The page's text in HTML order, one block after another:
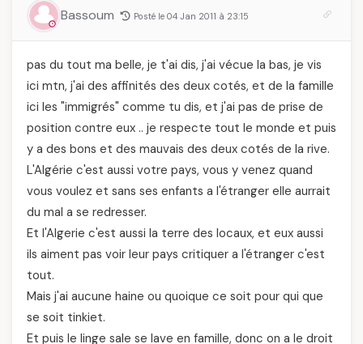
Bassoum Posté le 04 Jan 2011 à 23:15
pas du tout ma belle, je t'ai dis, j'ai vécue la bas, je vis
ici mtn, j'ai des affinités des deux cotés, et de la famille
ici les "immigrés" comme tu dis, et j'ai pas de prise de
position contre eux .. je respecte tout le monde et puis
y a des bons et des mauvais des deux cotés de la rive.
L'Algérie c'est aussi votre pays, vous y venez quand
vous voulez et sans ses enfants a l'étranger elle aurrait
du mal a se redresser.
Et l'Algerie c'est aussi la terre des locaux, et eux aussi
ils aiment pas voir leur pays critiquer a l'étranger c'est
tout.
Mais j'ai aucune haine ou quoique ce soit pour qui que
se soit tinkiet.
Et puis le linge sale se lave en famille, donc on a le droit